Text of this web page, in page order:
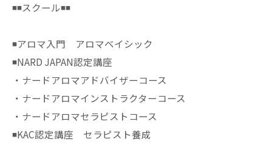
◾️◾️スクール◾️◾️
◾️アロマ入門 アロマベイシック
◾️NARD JAPAN認定講座
・ナードアロマアドバイザーコース
・ナードアロマインストラクターコース
・ナードアロマセラピストコース
◾️KAC認定講座 セラピスト養成